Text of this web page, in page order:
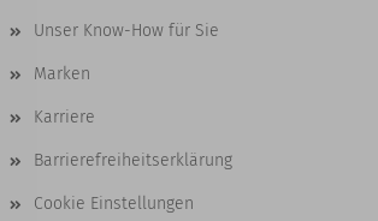
Unser Know-How für Sie
Marken
Karriere
Barrierefreiheitserklärung
Cookie Einstellungen